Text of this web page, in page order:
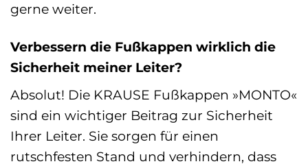
gerne weiter.
Verbessern die Fußkappen wirklich die
Sicherheit meiner Leiter?
Absolut! Die KRAUSE Fußkappen »MONTO«
sind ein wichtiger Beitrag zur Sicherheit
Ihrer Leiter. Sie sorgen für einen
rutschfesten Stand und verhindern, dass